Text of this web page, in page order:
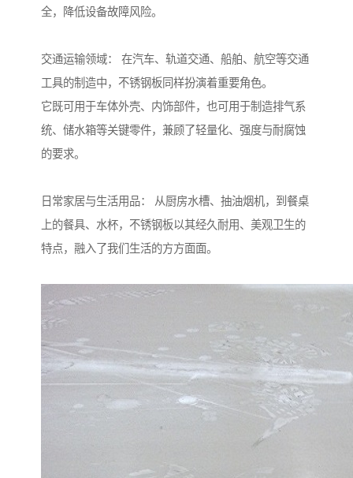
全，降低设备故障风险。
交通运输领域： 在汽车、轨道交通、船舶、航空等交通
工具的制造中，不锈钢板同样扮演着重要角色。
它既可用于车体外壳、内饰部件，也可用于制造排气系
统、储水箱等关键零件，兼顾了轻量化、强度与耐腐蚀
的要求。
日常家居与生活用品： 从厨房水槽、抽油烟机，到餐桌
上的餐具、水杯，不锈钢板以其经久耐用、美观卫生的
特点，融入了我们生活的方方面面。